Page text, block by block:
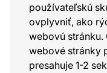
používateľskú
ovplyvniť, ako
webovú
webové stránky
presahuje 1-2